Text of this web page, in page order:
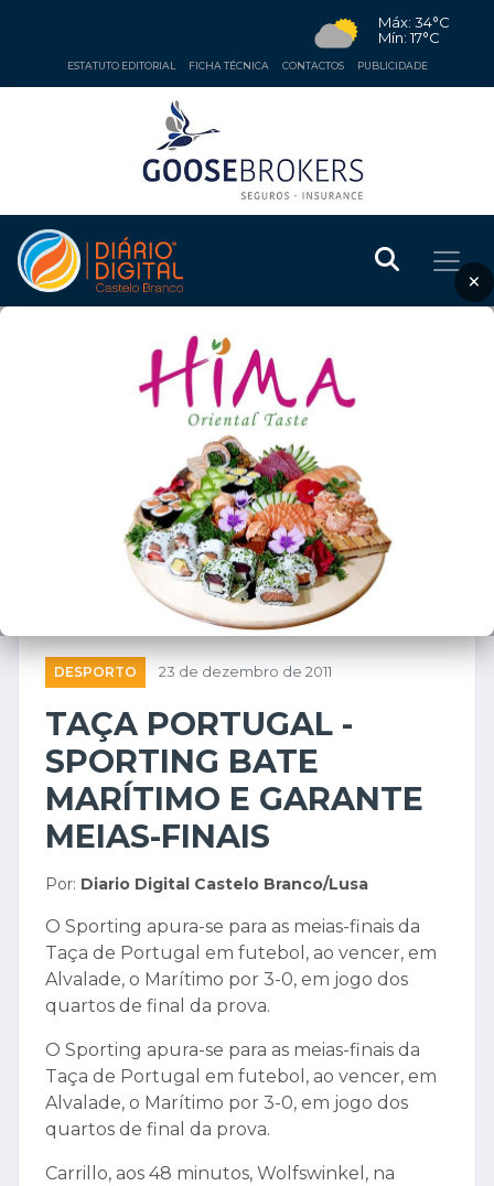
Máx: 34°C
Mín: 17°C
ESTATUTO EDITORIAL FICHA TÉCNICA CONTACTOS PUBLICIDADE
×
DESPORTO 23 de dezembro de 2011
TAÇA PORTUGAL -
SPORTING BATE
MARÍTIMO E GARANTE
MEIAS-FINAIS
Por: Diario Digital Castelo Branco/Lusa
O Sporting apura-se para as meias-finais da
Taça de Portugal em futebol, ao vencer, em
Alvalade, o Marítimo por 3-0, em jogo dos
quartos de final da prova.
O Sporting apura-se para as meias-finais da
Taça de Portugal em futebol, ao vencer, em
Alvalade, o Marítimo por 3-0, em jogo dos
quartos de final da prova.
Carrillo, aos 48 minutos, Wolfswinkel, na